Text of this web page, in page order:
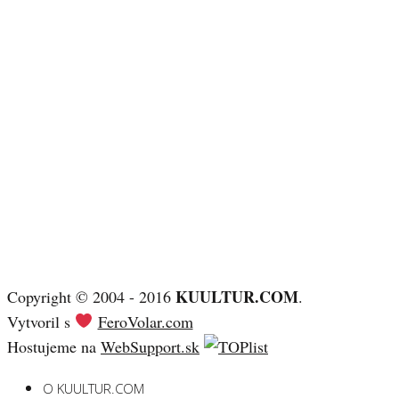
Copyright © 2004 - 2016 KUULTUR.COM.
Vytvoril s
FeroVolar.com
Hostujeme na WebSupport.sk
O KUULTUR.COM